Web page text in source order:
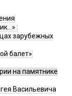
:
зарубежных
балет»
на памятнике
Васильевича